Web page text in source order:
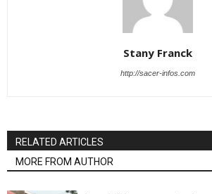
Stany Franck
http://sacer-infos.com
RELATED ARTICLES
MORE FROM AUTHOR